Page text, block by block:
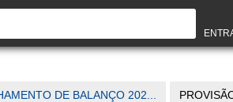
DE BALANÇO 202...